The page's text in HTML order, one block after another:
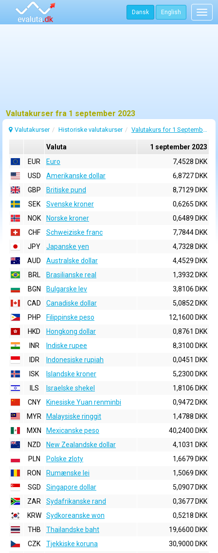
Dansk English
Valutakurser fra 1 september 2023
Valutakurser Historiske valutakurser Valutakurs for 1 September 2023
Valuta
1 september 2023
EUR
Euro
7,4528 DKK
USD
Amerikanske dollar
6,8727 DKK
GBP
Britiske pund
8,7129 DKK
SEK
Svenske kroner
0,6265 DKK
NOK
Norske kroner
0,6489 DKK
CHF
Schweiziske franc
7,7844 DKK
JPY
Japanske yen
4,7328 DKK
AUD
Australske dollar
4,4529 DKK
BRL
Brasilianske real
1,3932 DKK
BGN
Bulgarske lev
3,8106 DKK
CAD
Canadiske dollar
5,0852 DKK
PHP
Filippinske peso
12,1600 DKK
HKD
Hongkong dollar
0,8761 DKK
INR
Indiske rupee
8,3100 DKK
IDR
Indonesiske rupiah
0,0451 DKK
ISK
Islandske kroner
5,2300 DKK
ILS
Israelske shekel
1,8106 DKK
CNY
Kinesiske Yuan renminbi
0,9472 DKK
MYR
Malaysiske ringgit
1,4788 DKK
MXN
Mexicanske peso
40,2400 DKK
NZD
New Zealandske dollar
4,1031 DKK
PLN
Polske zloty
1,6679 DKK
RON
Rumænske lei
1,5069 DKK
SGD
Singapore dollar
5,0907 DKK
ZAR
Sydafrikanske rand
0,3677 DKK
KRW
Sydkoreanske won
0,5218 DKK
THB
Thailandske baht
19,6600 DKK
CZK
Tjekkiske koruna
30,9000 DKK